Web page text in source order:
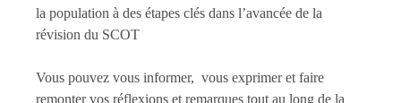
la population à des étapes clés dans l’avancée de la
révision du SCOT
Vous pouvez vous informer, vous exprimer et faire
remonter vos réflexions et remarques tout au long de la